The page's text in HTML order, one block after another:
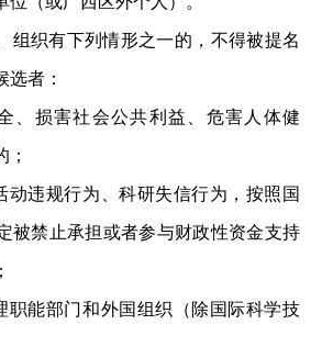
组织有下列情形之一的，不得被提名
选者：
、损害社会公共利益、危害人体健
；
动违规行为、科研失信行为，按照国
被禁止承担或者参与财政性资金支持
职能部门和外国组织（除国际科学技